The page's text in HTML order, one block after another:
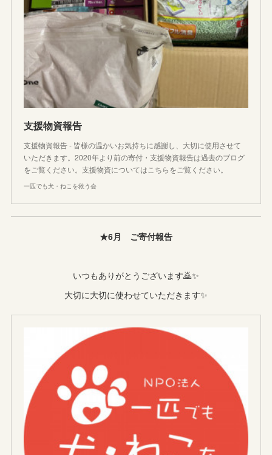
支援物資報告
支援物資報告 - 皆様の温かいお気持ちに感謝し、大切に使用させて
いただきます。2020年より前の寄付・支援物資報告は過去のブログ
をご覧ください。支援物資についてはこちらをご覧ください。
一匹でも犬・ねこを救う会
★6月 ご寄付報告
いつもありがとうございます🙇✨
大切に大切に使わせていただきます✨